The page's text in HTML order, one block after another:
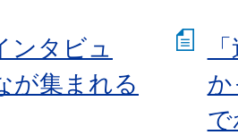
ンタビュ
が集まれる